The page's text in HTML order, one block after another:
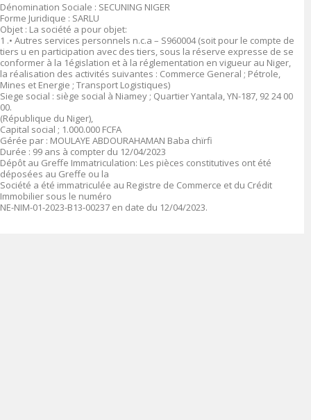
Dénomination Sociale : SECUNING NIGER
Forme Juridique : SARLU
Objet : La société a pour objet:
1 .• Autres services personnels n.c.a – S960004 (soit pour le compte de
tiers u en participation avec des tiers, sous la réserve expresse de se
conformer à la 1égislation et à la réglementation en vigueur au Niger,
la réalisation des activités suivantes : Commerce General ; Pétrole,
Mines et Energie ; Transport Logistiques)
Siege social : siège social à Niamey ; Quartier Yantala, YN-187, 92 24 00
00.
(République du Niger),
Capital social ; 1.000.000 FCFA
Gérée par : MOULAYE ABDOURAHAMAN Baba chïrfi
Durée : 99 ans à compter du 12/04/2023
Dépôt au Greffe Immatriculation: Les pièces constitutives ont été
déposées au Greffe ou la
Société a été immatriculée au Registre de Commerce et du Crédit
Immobilier sous le numéro
NE-NIM-01-2023-B13-00237 en date du 12/04/2023.